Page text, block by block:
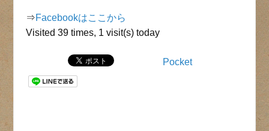
⇒Facebookはここから
Visited 39 times, 1 visit(s) today
Pocket